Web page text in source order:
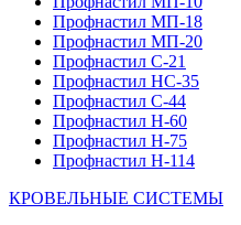
Профнастил МП-18
Профнастил МП-20
Профнастил С-21
Профнастил НС-35
Профнастил С-44
Профнастил Н-60
Профнастил Н-75
Профнастил Н-114
КРОВЕЛЬНЫЕ СИСТЕМЫ